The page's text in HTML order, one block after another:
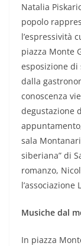
Natalia
popolo
l’espressività
piazza Monte
esposizione
dalla
conoscenza
degustazione
sala
siberiana” di
romanzo,
l’associazione
Musiche dal
In piazza